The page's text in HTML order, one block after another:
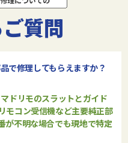
質問
で修理してもらえますか？
ドリモのスラットとガイド
モコン受信機など主要純正部
が不明な場合でも現地で特定